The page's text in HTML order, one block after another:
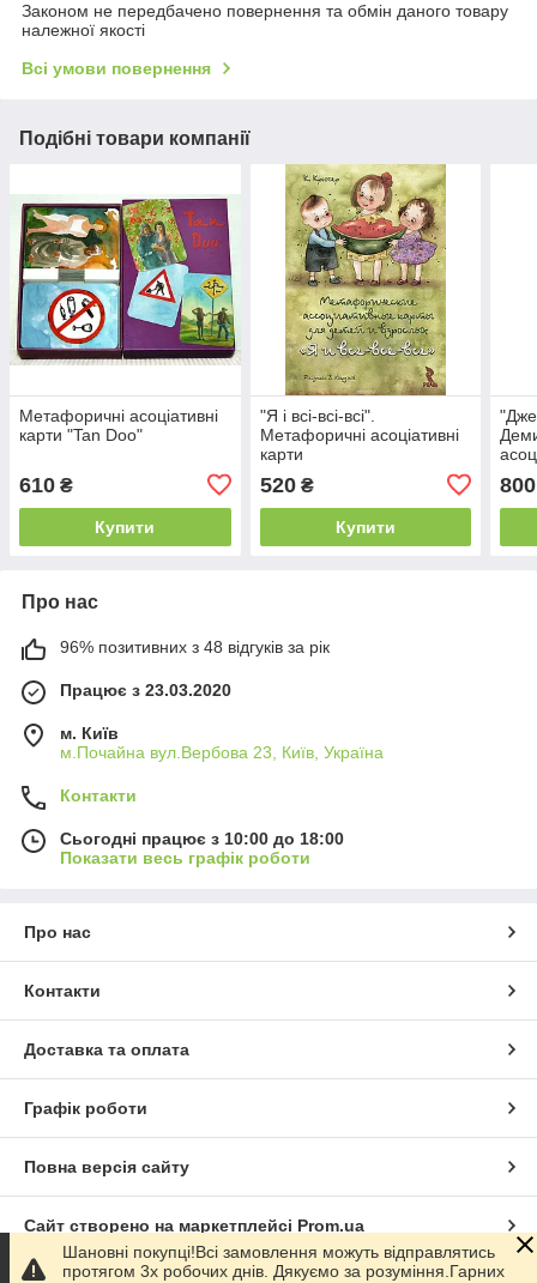
Законом не передбачено повернення та обмін даного товару
належної якості
Всі умови повернення
Подібні товари компанії
Метафоричні асоціативні
карти "Tan Doo"
610 ₴
Купити
"Я і всі-всі-всі".
Метафоричні асоціативні
карти
520₴
Купити
800
Про нас
96% позитивних з 48 відгуків за рік
Працює з 23.03.2020
м. Київ
м.Почайна вул.Вербова 23, Київ, Україна
Контакти
Сьогодні працює з 10:00 до 18:00
Показати весь графік роботи
Про нас
Контакти
Доставка та оплата
Графік роботи
Повна версія сайту
Сайт створено на маркетплейсі Prom.ua
Шановні покупці!Всі замовлення можуть відправлятись
протягом 3х робочих днів. Дякуємо за розуміння.Гарних